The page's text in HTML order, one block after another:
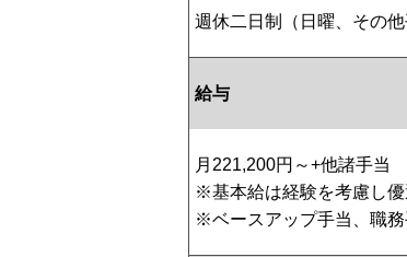
週休二日制（日曜、その
給与
月221,200円～+他諸手当
※基本給は経験を考慮し優
※ベースアップ手当、職